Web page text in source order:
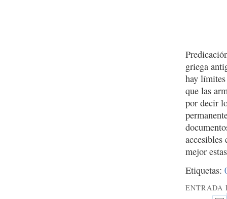
griega
hay
que las
por decir
accesibles
mejor
Etiquetas:
ENTRADA